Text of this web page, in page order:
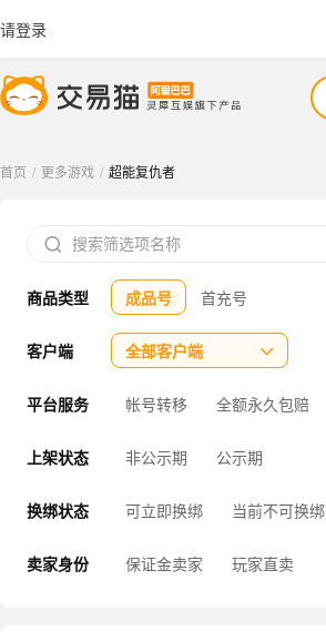
请登录
首页 / 更多游戏 / 超能复仇者

商品类型 成品号 首充号
客户端 全部客户端 
平台服务 帐号转移 全额永久包赔
上架状态 非公示期 公示期
换绑状态 可立即换绑 当前不可换绑
卖家身份 保证金卖家 玩家直卖